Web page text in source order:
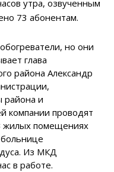
утра, озвученным
73 абонентам.
но они
глава
района Александр
района и
компании проводят
жилых помещениях
Из МКД
в работе.